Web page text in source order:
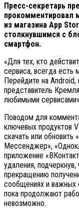
Пресс-секретарь
прокомментировал
из магазина App
столкнувшимся с
смартфон.
«Для тех, кто
сервиса, всегда
Перейдите на
представитель
любимыми
Поводом для
ключевых продуктов
скачать или обновить
Мессенджер»,
приложение
удаления,
прекращению
сообщениях и важных
пока продолжают
невозможно.